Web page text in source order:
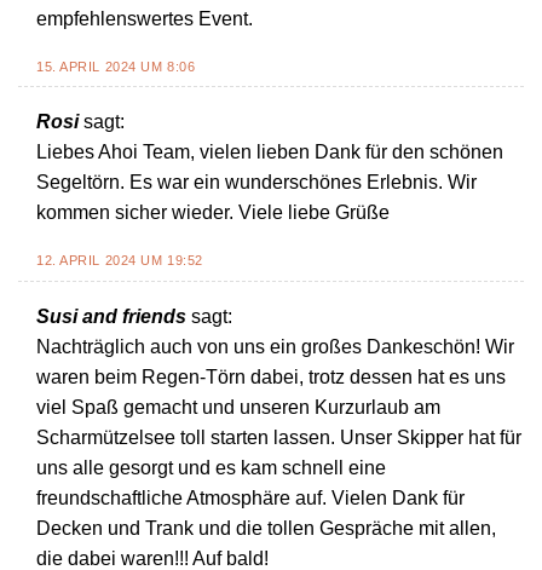
empfehlenswertes Event.
15. APRIL 2024 UM 8:06
Rosi sagt:
Liebes Ahoi Team, vielen lieben Dank für den schönen
Segeltörn. Es war ein wunderschönes Erlebnis. Wir
kommen sicher wieder. Viele liebe Grüße
12. APRIL 2024 UM 19:52
Susi and friends sagt:
Nachträglich auch von uns ein großes Dankeschön! Wir
waren beim Regen-Törn dabei, trotz dessen hat es uns
viel Spaß gemacht und unseren Kurzurlaub am
Scharmützelsee toll starten lassen. Unser Skipper hat für
uns alle gesorgt und es kam schnell eine
freundschaftliche Atmosphäre auf. Vielen Dank für
Decken und Trank und die tollen Gespräche mit allen,
die dabei waren!!! Auf bald!